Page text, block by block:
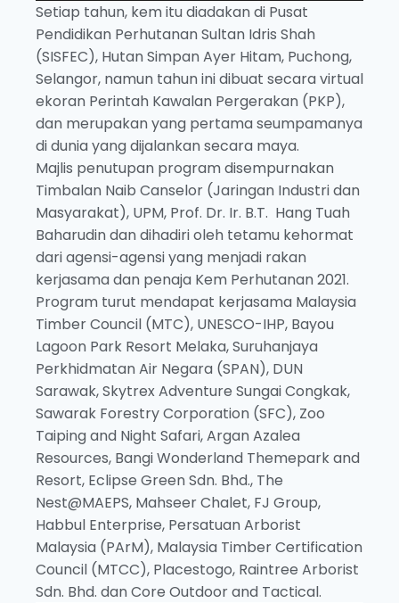
Setiap tahun, kem itu diadakan di Pusat
Pendidikan Perhutanan Sultan Idris Shah
(SISFEC), Hutan Simpan Ayer Hitam, Puchong,
Selangor, namun tahun ini dibuat secara virtual
ekoran Perintah Kawalan Pergerakan (PKP),
dan merupakan yang pertama seumpamanya
di dunia yang dijalankan secara maya.
Majlis penutupan program disempurnakan
Timbalan Naib Canselor (Jaringan Industri dan
Masyarakat), UPM, Prof. Dr. Ir. B.T. Hang Tuah
Baharudin dan dihadiri oleh tetamu kehormat
dari agensi-agensi yang menjadi rakan
kerjasama dan penaja Kem Perhutanan 2021.
Program turut mendapat kerjasama Malaysia
Timber Council (MTC), UNESCO-IHP, Bayou
Lagoon Park Resort Melaka, Suruhanjaya
Perkhidmatan Air Negara (SPAN), DUN
Sarawak, Skytrex Adventure Sungai Congkak,
Sawarak Forestry Corporation (SFC), Zoo
Taiping and Night Safari, Argan Azalea
Resources, Bangi Wonderland Themepark and
Resort, Eclipse Green Sdn. Bhd., The
Nest@MAEPS, Mahseer Chalet, FJ Group,
Habbul Enterprise, Persatuan Arborist
Malaysia (PArM), Malaysia Timber Certification
Council (MTCC), Placestogo, Raintree Arborist
Sdn. Bhd. dan Core Outdoor and Tactical.